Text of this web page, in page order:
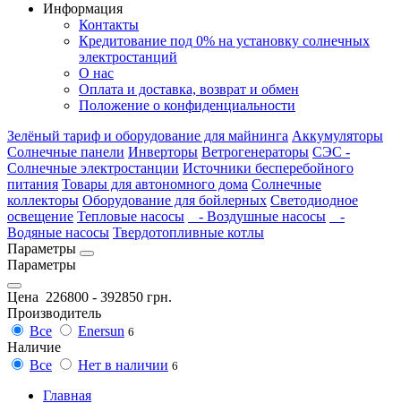
Информация
Контакты
Кредитование под 0% на установку солнечных
электростанций
О нас
Оплата и доставка, возврат и обмен
Положение о конфиденциальности
Зелёный тариф и оборудование для майнинга Аккумуляторы
Солнечные панели Инверторы Ветрогенераторы СЭС -
Солнечные электростанции Источники бесперебойного
питания Товары для автономного дома Солнечные
коллекторы Оборудование для бойлерных Светодиодное
освещение Тепловые насосы - Воздушные насосы
-
Водяные насосы Твердотопливные котлы
Параметры
Параметры
Цена 226800 - 392850 грн.
Производитель
Все
Enersun 6
Наличие
Все
Нет в наличии 6
Главная